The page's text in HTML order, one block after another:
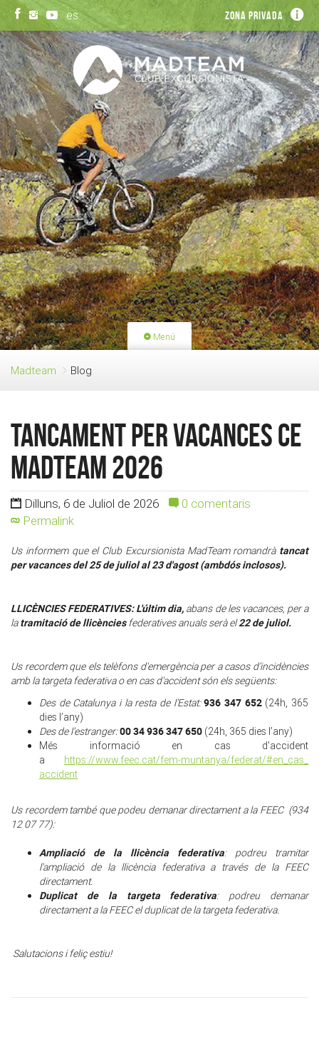
es Zona privada
Menú
PORTADA
FES-TE SOCI
Madteam Blog
TANCAMENT PER VACANCES CE
MADTEAM 2026
Dilluns, 6 de Juliol de 2026
0 comentaris
Permalink
Us informem que el Club Excursionista MadTeam romandrà tancat
per vacances del 25 de juliol al 23 d'agost (ambdós inclosos).
LLICÈNCIES FEDERATIVES: L'últim dia, abans de les vacances, per a
latramitació de llicènciesfederatives anuals serà el22 de juliol.
Us recordem que els telèfons d'emergència per a casos d'incidències
amb la targeta federativa o en cas d'accident són els següents:
Des de Catalunya i la resta de l'Estat:936 347 652(24h, 365
dies l’any)
Des de l'estranger:00 34 936 347 650 (24h, 365 dies l’any)
Més informació en cas d'accident
a https://www.feec.cat/fem-muntanya/federat/#en_cas_
accident
Us recordem també que podeu demanar directament a la FEEC (934
12 07 77):
Ampliació de la llicència federativa: podreu tramitar
l'ampliació de la llicència federativa a través de la FEEC
directament.
Duplicat de la targeta federativa: podreu demanar
directament a la FEEC el duplicat de la targeta federativa.
Salutacions i feliç estiu!